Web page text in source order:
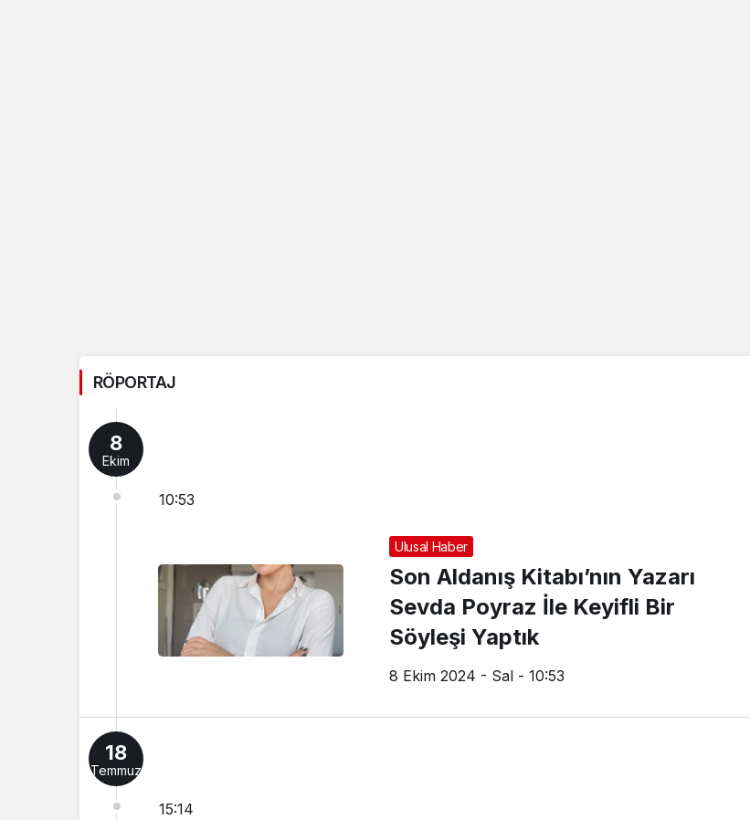
RÖPORTAJ
8
Ekim
10:53
Ulusal Haber
Son Aldanış Kitabı’nın Yazarı
Sevda Poyraz İle Keyifli Bir
Söyleşi Yaptık
8 Ekim 2024 - Sal - 10:53
18
Temmuz
15:14